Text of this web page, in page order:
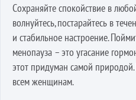
Сохраняйте спокойствие в
волнуйтесь, постарайтесь в
и стабильное настроение.
менопауза – это угасание
этот придуман самой
всем женщинам.